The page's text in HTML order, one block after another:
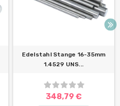
Edelstahl Stange 16-35mm
1.4529 UNS...
348,79 €